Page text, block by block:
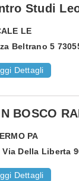
Studi
LE
Beltrano 5
Dettagli
BOSCO
PA
Via Della Liberta
Dettagli